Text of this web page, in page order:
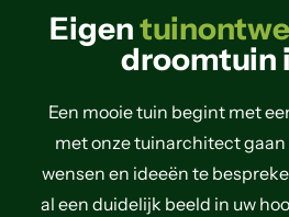
Eigen
droomtuin
Een mooie tuin begint met
met onze tuinarchitect gaan
wensen en ideeën te
al een duidelijk beeld in uw